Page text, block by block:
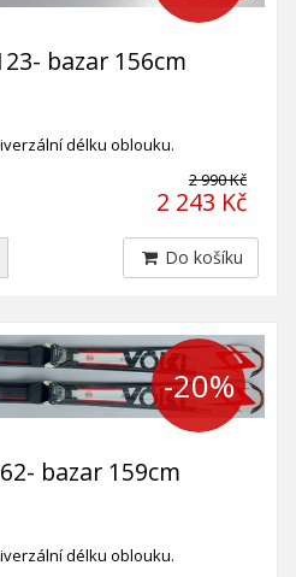
bazar 156cm
délku oblouku.
2 990 Kč
2 243 Kč
Do košíku
-20%
bazar 159cm
délku oblouku.